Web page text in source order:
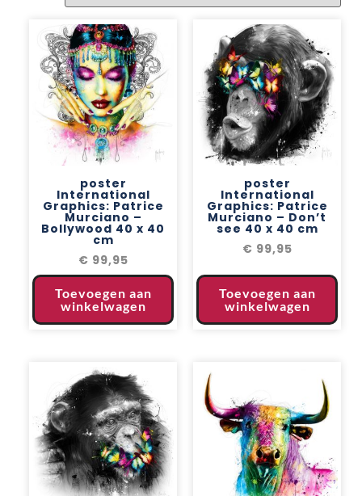
poster
International
Graphics: Patrice
Murciano –
Bollywood 40 x 40
cm
€ 99,95
Toevoegen aan
winkelwagen
poster
International
Graphics: Patrice
Murciano – Don’t
see 40 x 40 cm
€ 99,95
Toevoegen aan
winkelwagen